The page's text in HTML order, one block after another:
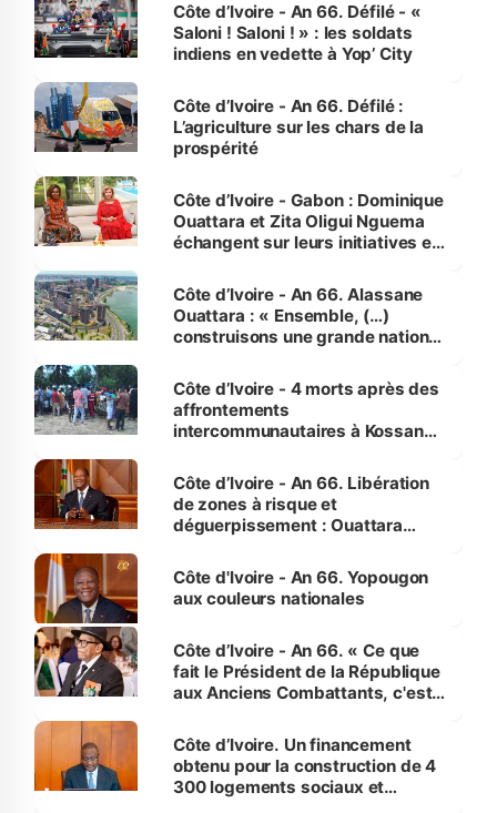
Côte d’Ivoire - An 66. Défilé - «
Saloni ! Saloni ! » : les soldats
indiens en vedette à Yop’ City
Côte d’Ivoire - An 66. Défilé :
L’agriculture sur les chars de la
prospérité
Côte d’Ivoire - Gabon : Dominique
Ouattara et Zita Oligui Nguema
échangent sur leurs initiatives en
enfants
Côte d’Ivoire - An 66. Alassane
Ouattara : « Ensemble, (…)
construisons une grande nation
générations futures »
Côte d’Ivoire - 4 morts après des
affrontements
intercommunautaires à Kossandji
milieu des sinistrés
Côte d’Ivoire - An 66. Libération
de zones à risque et
déguerpissement : Ouattara
l'Etat de droit pour préserver les
vies humaines »
Côte d'Ivoire - An 66. Yopougon
aux couleurs nationales
Côte d’Ivoire - An 66. « Ce que
fait le Président de la République
aux Anciens Combattants, c'est
Côte d’Ivoire. Un financement
obtenu pour la construction de 4
300 logements sociaux et